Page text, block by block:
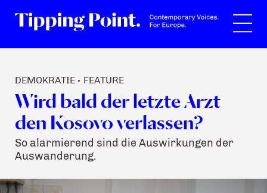
DEMOKRATIE • FEATURE
Wird bald der letzte Arzt
den Kosovo verlassen?
So alarmierend sind die Auswirkungen der
Auswanderung.